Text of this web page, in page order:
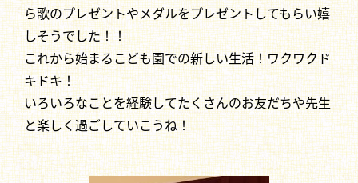
ら歌のプレゼントやメダルをプレゼントしてもらい嬉
しそうでした！！
これから始まるこども園での新しい生活！ワクワクド
キドキ！
いろいろなことを経験してたくさんのお友だちや先生
と楽しく過ごしていこうね！